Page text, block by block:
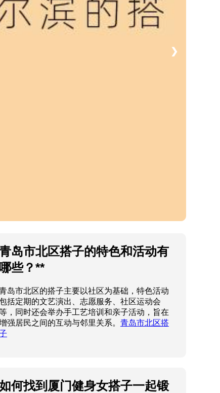
❯
岛市北区搭子的特色和活动有
哪些？**
岛市北区的搭子主要以社区为基础，特色活动
括定期的文艺演出、志愿服务、社区运动会
，同时还会举办手工艺培训和亲子活动，旨在
强居民之间的互动与邻里关系。 青岛市北区搭
何找到厦门健身女搭子一起锻